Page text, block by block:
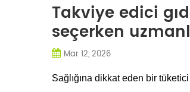
Takviye edici
seçerken
Mar 12, 2026
Sağlığına dikkat eden bir